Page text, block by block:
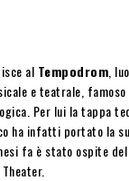
al Tempodrom ,
e teatrale, famoso
Per lui la tappa
ha infatti portato la
fa è stato ospite